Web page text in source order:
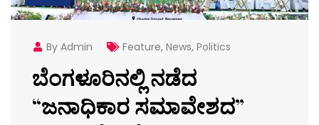
By Admin Feature, News, Politics
ಬೆಂಗಳೂರಿನಲ್ಲಿ ನಡೆದ
“ಜನಾಧಿಕಾರ ಸಮಾವೇಶದ”